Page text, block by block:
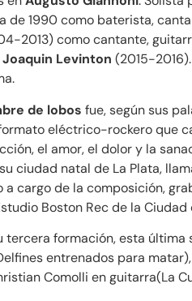
de 1990 como baterista,
2013) como cantante,
Joaquin Levinton (2015-
de lobos fue, según sus
eléctrico-rockero que
el amor, el dolor y la
ciudad natal de La Plata,
cargo de la composición,
Boston Rec de la
tercera formación, esta
entrenados para
Comolli en guitarra(La